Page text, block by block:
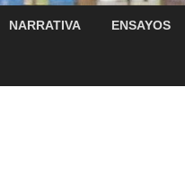
NARRATIVA ENSAYOS